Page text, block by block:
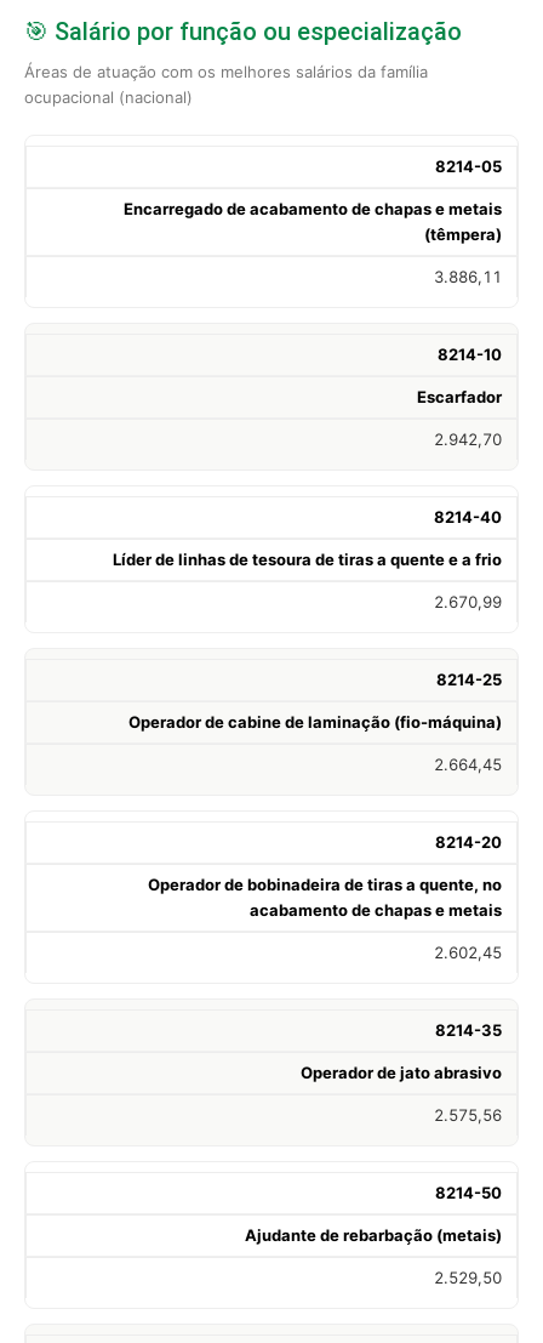
🎯 Salário por função ou especialização
Áreas de atuação com os melhores salários da família
ocupacional (nacional)
8214-05
Encarregado de acabamento de chapas e metais
(têmpera)
3.886,11
8214-10
Escarfador
2.942,70
8214-40
Líder de linhas de tesoura de tiras a quente e a frio
2.670,99
8214-25
Operador de cabine de laminação (fio-máquina)
2.664,45
8214-20
Operador de bobinadeira de tiras a quente, no
acabamento de chapas e metais
2.602,45
8214-35
Operador de jato abrasivo
2.575,56
8214-50
Ajudante de rebarbação (metais)
2.529,50